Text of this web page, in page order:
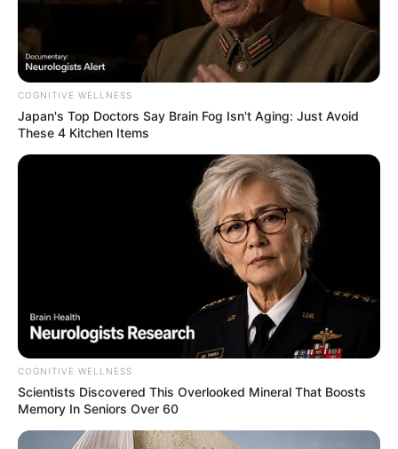
SUBTÍTULO DE IMPACTO:
Todos sentimos ese
vuelco en el corazón, ese frío en el espinazo
cuando el celular vibró con la notificación del
infierno: “Se filtra video de Cazzu y con Nodal ,
era amor? ¿No era el bebé? La mente voló a lo
peor: infidelidad, pleito callejero, vicios… ¡PERO
NO, SEÑORES! La realidad supera la ficción
más puerca de la farándula. Prepárense el
bolillo pa’l susto, porque lo que mis ojos vieron
en ese material prohibido está más denso que
el tráfico en viernes de quincena.
COGNITIVE WELLNESS
Japan's Top Doctors Say Bra​in Fo​g Isn't Aging: Just Avoid
These 4 Kitchen Items
COGNITIVE WELLNESS
Scientists Discovered This Overlooked Mineral That Boosts
Memory In Seniors Over 60